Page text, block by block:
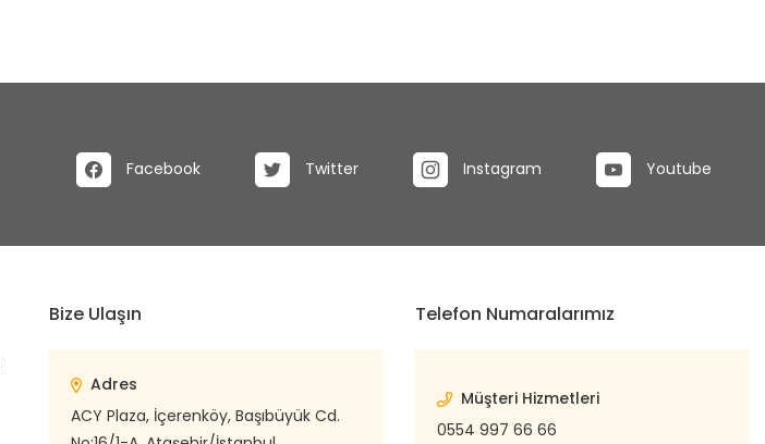
Facebook Twitter Instagram Youtube
Bize Ulaşın
Adres
ACY Plaza, İçerenköy, Başıbüyük Cd.
Telefon Numaralarımız
Müşteri Hizmetleri
0554 997 66 66